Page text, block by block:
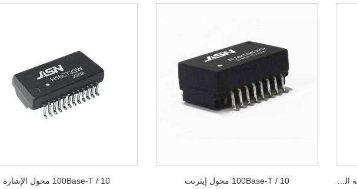
10 / 100Base-T محول الإشارة 10 / 100Base-T محول إيثرنت 10 / 100Base-T مغناطيس الشبكة المحلية المنفصلة